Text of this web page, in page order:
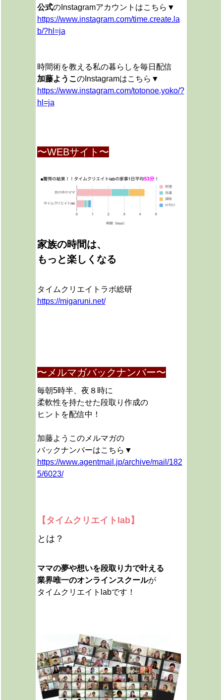
公式のInstagramアカウントはこちら▼
https://www.instagram.com/time.create.la
b/?hl=ja
時間術を教える私の暮らしを毎日配信
加藤ようこ のInstagramはこちら▼
https://www.instagram.com/totonoe.yoko/?
hl=ja
〜WEBサイト〜
家族の時間は、
もっと楽しくなる
タイムクリエイトラボ総研
https://migaruni.net/
〜メルマガバックナンバー〜
毎朝5時半、夜８時に
柔軟性を持たせた段取り作成の
ヒントを配信中！
加藤ようこのメルマガの
バックナンバーはこちら▼
https://www.agentmail.jp/archive/mail/182
5/6023/
【タイムクリエイトlab】
とは？
ママの夢や想いを段取り力で叶える
業界唯一のオンラインスクールが
タイムクリエイトlabです！